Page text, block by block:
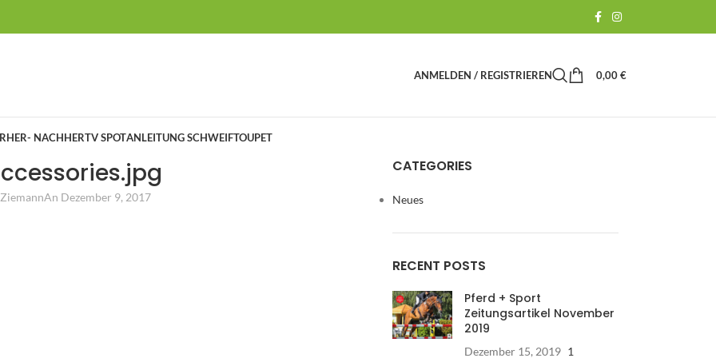
ANMELDEN / REGISTRIEREN 0,00€
NACHHERTV SPOTANLEITUNG SCHWEIFTOUPET
An Dezember 9, 2017
CATEGORIES
Neues
RECENT POSTS
Pferd + Sport
Zeitungsartikel November
2019
Dezember 15, 2019 1